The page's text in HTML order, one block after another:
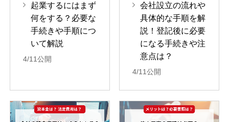
起業するにはまず
何をする？必要な
手続きや手順につ
いて解説
4/11公開
会社設立の流れや
具体的な手順を解
説！登記後に必要
になる手続きや注
意点は？
4/11公開